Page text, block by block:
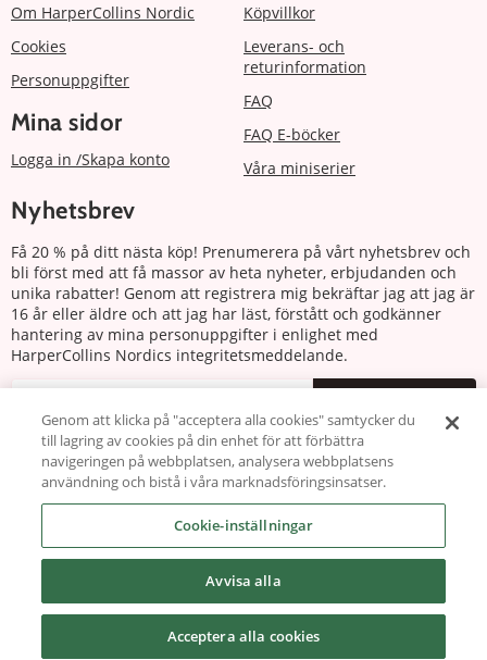
Om HarperCollins Nordic
Cookies
Personuppgifter
Mina sidor
Logga in /Skapa konto
Köpvillkor
Leverans- och
returinformation
FAQ
FAQ E-böcker
Våra miniserier
Nyhetsbrev
Få 20 % på ditt nästa köp! Prenumerera på vårt nyhetsbrev och
bli först med att få massor av heta nyheter, erbjudanden och
unika rabatter! Genom att registrera mig bekräftar jag att jag är
16 år eller äldre och att jag har läst, förstått och godkänner
hantering av mina personuppgifter i enlighet med
HarperCollins Nordics integritetsmeddelande.
Följ oss
Copyright © 2026 harlequin.se
Powered by Carismar
Genom att klicka på "acceptera alla cookies" samtycker du
till lagring av cookies på din enhet för att förbättra
navigeringen på webbplatsen, analysera webbplatsens
användning och bistå i våra marknadsföringsinsatser.
Cookie-inställningar
Avvisa alla
Acceptera alla cookies